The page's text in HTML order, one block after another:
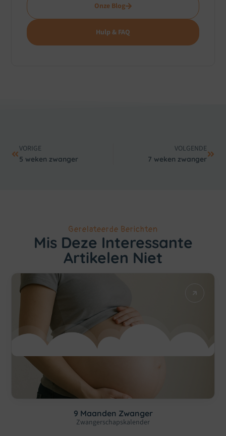
Onze Blog
Hulp & FAQ
VORIGE
5 weken zwanger
VOLGENDE
7 weken zwanger
Gerelateerde Berichten
Mis Deze Interessante
Artikelen Niet
9 Maanden Zwanger
Zwangerschapskalender